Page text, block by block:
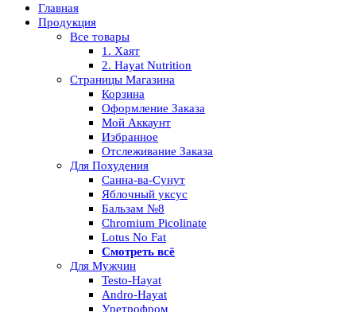
Главная
Продукция
Все товары
1. Хаят
2. Hayat Nutrition
Страницы Магазина
Корзина
Оформление Заказа
Мой Аккаунт
Избранное
Отслеживание Заказа
Для Похудения
Санна-ва-Сунут
Яблочный уксус
Бальзам №8
Chromium Picolinate
Lotus No Fat
Смотреть всё
Для Мужчин
Testo-Hayat
Andro-Hayat
Уретрофром